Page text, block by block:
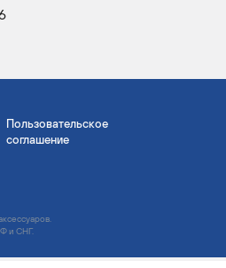
Пользовательское
соглашение
и СНГ.